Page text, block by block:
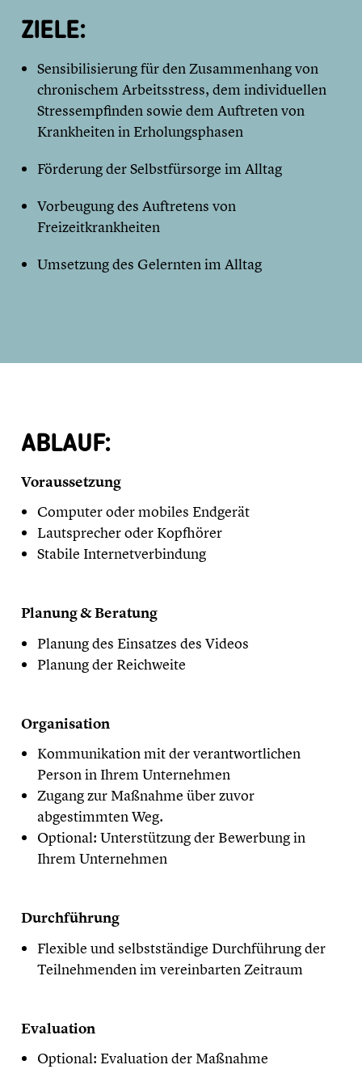
ZIELE:
Sensibilisierung für den Zusammenhang von
chronischem Arbeitsstress, dem individuellen
Stressempfinden sowie dem Auftreten von
Krankheiten in Erholungsphasen
Förderung der Selbstfürsorge im Alltag
Vorbeugung des Auftretens von
Freizeitkrankheiten
Umsetzung des Gelernten im Alltag
ABLAUF:
Voraussetzung
Computer oder mobiles Endgerät
Lautsprecher oder Kopfhörer
Stabile Internetverbindung
Planung & Beratung
Planung des Einsatzes des Videos
Planung der Reichweite
Organisation
Kommunikation mit der verantwortlichen
Person in Ihrem Unternehmen
Zugang zur Maßnahme über zuvor
abgestimmten Weg.
Optional: Unterstützung der Bewerbung in
Ihrem Unternehmen
Durchführung
Flexible und selbstständige Durchführung der
Teilnehmenden im vereinbarten Zeitraum
Evaluation
Optional: Evaluation der Maßnahme